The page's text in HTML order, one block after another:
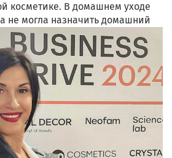
косметике. В домашнем уходе
не могла назначить домашний